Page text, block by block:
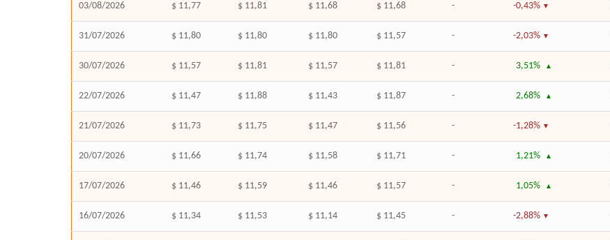
03/08/2026 $ 11,77 $ 11,81 $ 11,68 $ 11,68 - -0,43%
31/07/2026 $ 11,80 $ 11,80 $ 11,80 $ 11,57 - -2,03%
30/07/2026 $ 11,57 $ 11,81 $ 11,57 $ 11,81 - 3,51%
22/07/2026 $ 11,47 $ 11,88 $ 11,43 $ 11,87 - 2,68%
21/07/2026 $ 11,73 $ 11,75 $ 11,47 $ 11,56 - -1,28%
20/07/2026 $ 11,66 $ 11,74 $ 11,58 $ 11,71 - 1,21%
17/07/2026 $ 11,46 $ 11,59 $ 11,46 $ 11,57 - 1,05%
16/07/2026 $ 11,34 $ 11,53 $ 11,14 $ 11,45 - -2,88%